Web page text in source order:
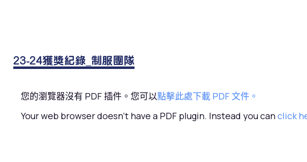
23-24獲獎紀錄_制服團隊
您的瀏覽器沒有 PDF 插件。您可以點擊此處下載 PDF 文件。
Your web browser doesn't have a PDF plugin. Instead you canclick